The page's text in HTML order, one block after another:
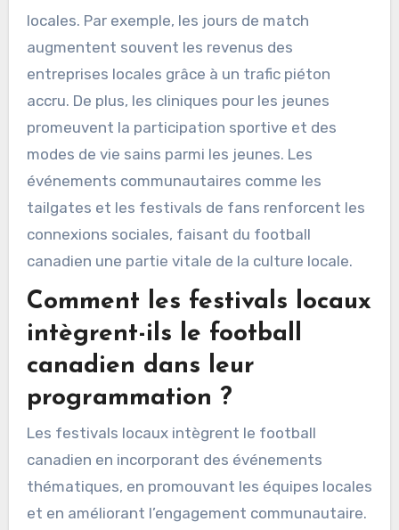
locales. Par exemple, les jours de match
augmentent souvent les revenus des
entreprises locales grâce à un trafic piéton
accru. De plus, les cliniques pour les jeunes
promeuvent la participation sportive et des
modes de vie sains parmi les jeunes. Les
événements communautaires comme les
tailgates et les festivals de fans renforcent les
connexions sociales, faisant du football
canadien une partie vitale de la culture locale.
Comment les festivals locaux
intègrent-ils le football
canadien dans leur
programmation ?
Les festivals locaux intègrent le football
canadien en incorporant des événements
thématiques, en promouvant les équipes locales
et en améliorant l’engagement communautaire.